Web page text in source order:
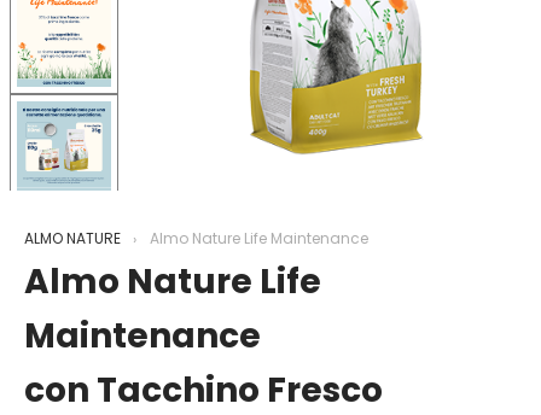
ALMO NATURE Almo Nature Life Maintenance
Almo Nature Life
Maintenance
con Tacchino Fresco